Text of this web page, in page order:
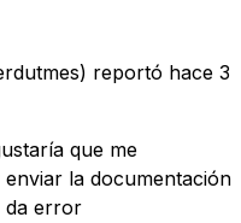
reportó hace 3
que me
la documentación
da error